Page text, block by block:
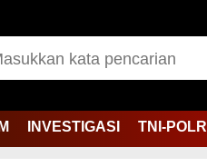
INVESTIGASI TNI-POLRI